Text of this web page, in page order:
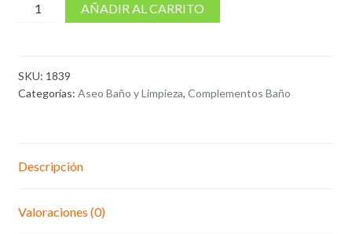
cantidad
inodoro
AÑADIR AL CARRITO
SKU: 1839
Categorías: Aseo Baño y Limpieza, Complementos Baño
Descripción
Valoraciones (0)